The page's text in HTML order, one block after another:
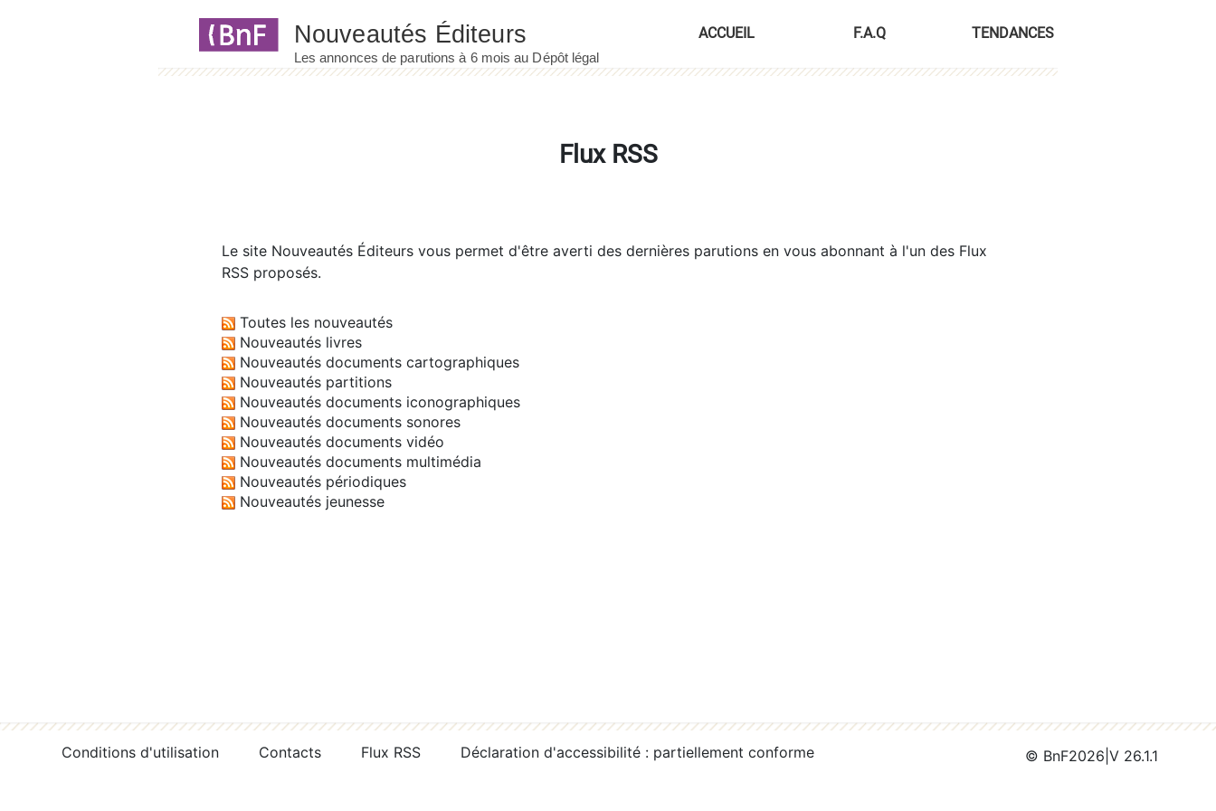
ACCUEIL F.A.Q TENDANCES
Flux RSS
Le site Nouveautés Éditeurs vous permet d'être averti des dernières parutions en vous abonnant à l'un des Flux
RSS proposés.
Toutes les nouveautés
Nouveautés livres
Nouveautés documents cartographiques
Nouveautés partitions
Nouveautés documents iconographiques
Nouveautés documents sonores
Nouveautés documents vidéo
Nouveautés documents multimédia
Nouveautés périodiques
Nouveautés jeunesse
Conditions d'utilisation Contacts Flux RSS Déclaration d'accessibilité : partiellement conforme © BnF2026 V 26.1.1